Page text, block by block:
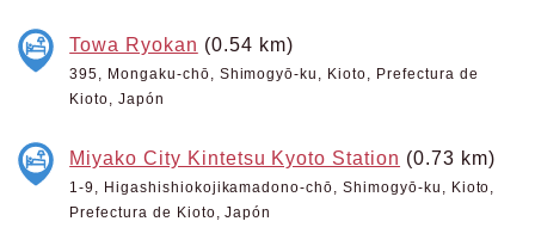
Towa Ryokan (0.54 km)
395, Mongaku-chō, Shimogyō-ku, Kioto, Prefectura de
Kioto, Japón
Miyako City Kintetsu Kyoto Station (0.73 km)
1-9, Higashishiokojikamadono-chō, Shimogyō-ku, Kioto,
Prefectura de Kioto, Japón